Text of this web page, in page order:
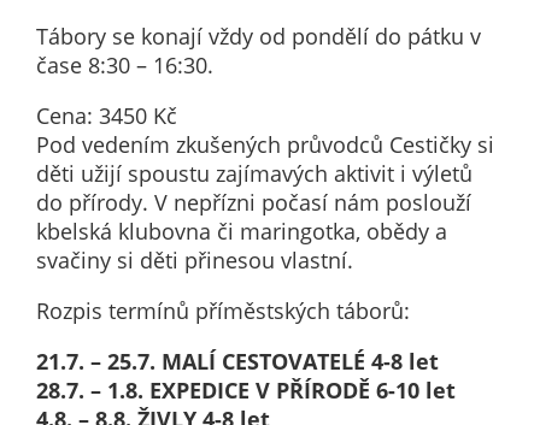
Tábory se konají vždy od pondělí do pátku v
čase 8:30 – 16:30.
Cena: 3450 Kč
Pod vedením zkušených průvodců Cestičky si
děti užijí spoustu zajímavých aktivit i výletů
do přírody. V nepřízni počasí nám poslouží
kbelská klubovna či maringotka, obědy a
svačiny si děti přinesou vlastní.
Rozpis termínů příměstských táborů:
21.7. – 25.7. MALÍ CESTOVATELÉ 4-8 let
28.7. – 1.8. EXPEDICE V PŘÍRODĚ 6-10 let
4.8. – 8.8. ŽIVLY 4-8 let
cookies
Analytické
cookies nám
umožňují
měření
výkonu
našeho webu
reklamních
kampaní.